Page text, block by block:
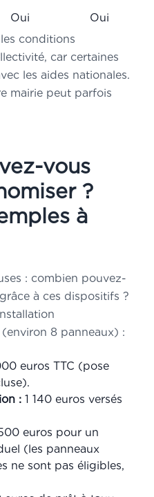
Oui
Oui
conditions
car certaines
les aides nationales.
mairie peut parfois
vous
?
à
: combien pouvez-
à ces dispositifs ?
8 panneaux) :
euros TTC (pose
: 1 140 euros versés
euros pour un
(les panneaux
ne sont pas éligibles,